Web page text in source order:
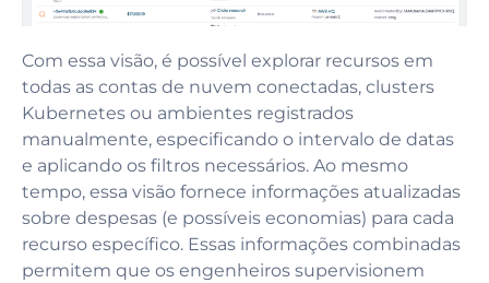
Com essa visão, é possível explorar recursos em
todas as contas de nuvem conectadas, clusters
Kubernetes ou ambientes registrados
manualmente, especificando o intervalo de datas
e aplicando os filtros necessários. Ao mesmo
tempo, essa visão fornece informações atualizadas
sobre despesas (e possíveis economias) para cada
recurso específico. Essas informações combinadas
permitem que os engenheiros supervisionem